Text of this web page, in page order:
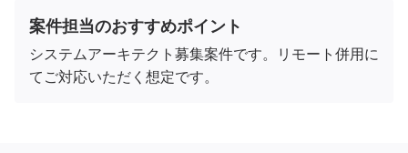
案件担当のおすすめポイント
システムアーキテクト募集案件です。リモート併用に
てご対応いただく想定です。